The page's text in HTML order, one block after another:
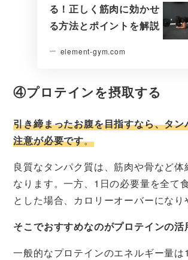
る！正しく筋肉に効かせ
る方法とポイントを解説
element-gym.com
④プロテインを摂取する
引き締まったお腹を目指すなら、タ
注意が必要です。
良質なタンパク質は、筋肉や骨など体
なります。一方、1日の必要量を全て
とした場合、カロリーオーバーになり
そこでおすすめなのがプロテインの活
一般的なプロテインのエネルギー量は